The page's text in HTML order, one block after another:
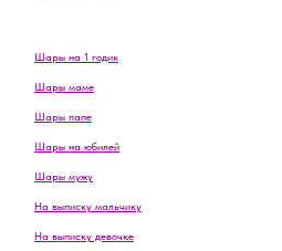
Шары на 1 годик
Шары маме
Шары папе
Шары на юбилей
Шары мужу
На выписку мальчику
На выписку девочке